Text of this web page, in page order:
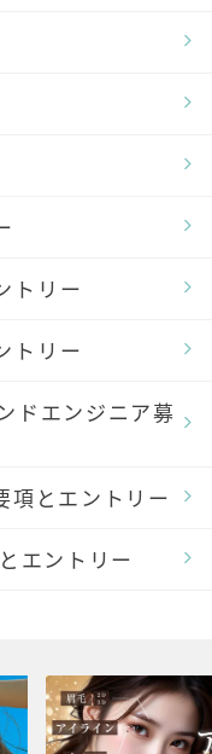
トリー
トリー
ドエンジニア募
項とエントリー
エントリー